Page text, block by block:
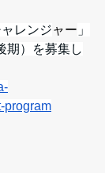
レンジャー 」
期）を募集し
program